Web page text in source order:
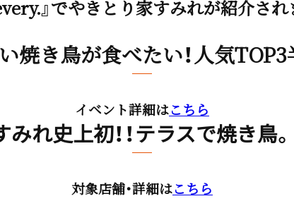
』でやきとり家すみれが紹介され
焼き鳥が食べたい！人気
イベント詳細はこちら
みれ史上初！！テラスで焼き鳥。
対象店舗・詳細はこちら